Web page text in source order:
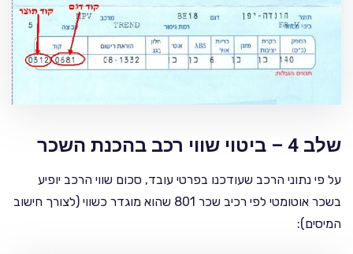
שלב 4 – ביטוי שווי רכב בהכנת השכר
על פי נתוני הרכב שעודכנו בפרטי עובד, סכום שווי הרכב יופיע
בשכר אוטומטי לפי רכיב שכר 801 שהוא מוגדר כשווי (לצורך חישוב
המיסים):